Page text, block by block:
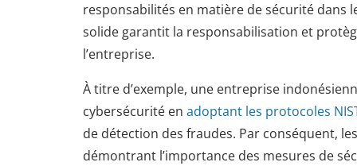
responsabilités en matière de sécurité dans
solide garantit la responsabilisation et
l’entreprise.
À titre d’exemple, une entreprise
cybersécurité en adoptant les protocoles
de détection des fraudes. Par conséquent,
démontrant l’importance des mesures de